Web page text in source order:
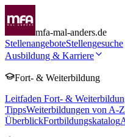
mfa-mal-anders.de
StellenangeboteStellengesuche
Ausbildung & Karriere
Fort- & Weiterbildung
Leitfaden Fort- &
TippsWeiterbildungen von A-Z
ÜberblickFortbildungskatalog